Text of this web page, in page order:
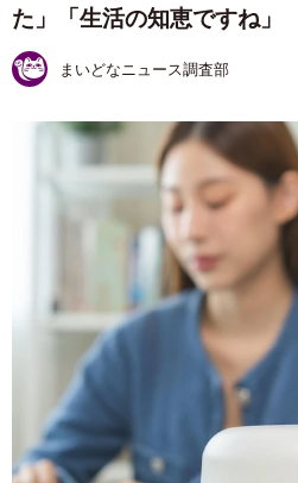
た」「生活の知恵ですね」
まいどなニュース調査部